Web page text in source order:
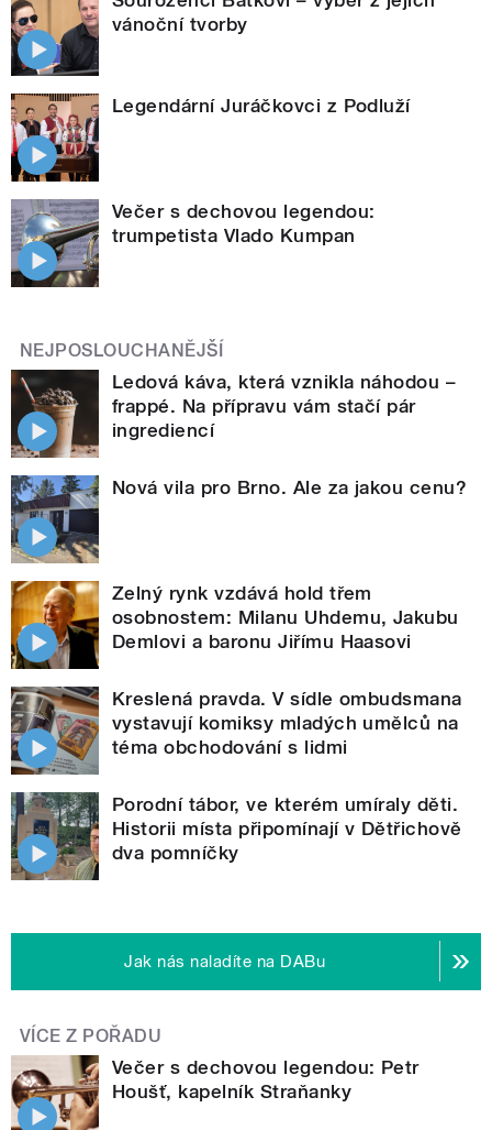
vánoční tvorby
Legendární Juráčkovci z Podluží
Večer s dechovou legendou:
trumpetista Vlado Kumpan
NEJPOSLOUCHANĚJŠÍ
Ledová káva, která vznikla náhodou –
frappé. Na přípravu vám stačí pár
ingrediencí
Nová vila pro Brno. Ale za jakou cenu?
Zelný rynk vzdává hold třem
osobnostem: Milanu Uhdemu, Jakubu
Demlovi a baronu Jiřímu Haasovi
Kreslená pravda. V sídle ombudsmana
vystavují komiksy mladých umělců na
téma obchodování s lidmi
Porodní tábor, ve kterém umíraly děti.
Historii místa připomínají v Dětřichově
dva pomníčky
Jak nás naladíte na DABu
VÍCE Z POŘADU
Večer s dechovou legendou: Petr
Houšť, kapelník Straňanky